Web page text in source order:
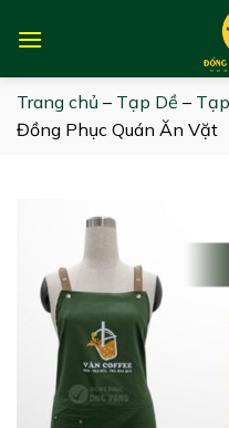
Trang chủ – Tạp Dề –
Đồng Phục Quán Ăn Vặt